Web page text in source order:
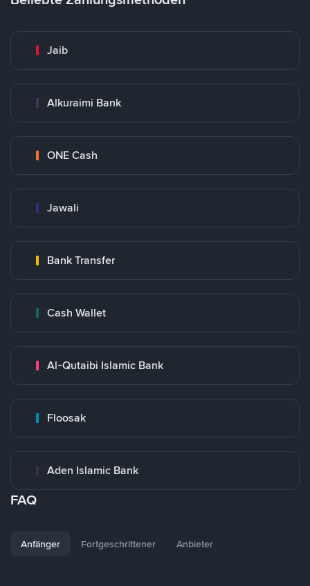
Jaib
Alkuraimi Bank
ONE Cash
Jawali
Bank Transfer
Cash Wallet
Al-Qutaibi Islamic Bank
Floosak
Aden Islamic Bank
FAQ
Anfänger Fortgeschrittener Anbieter